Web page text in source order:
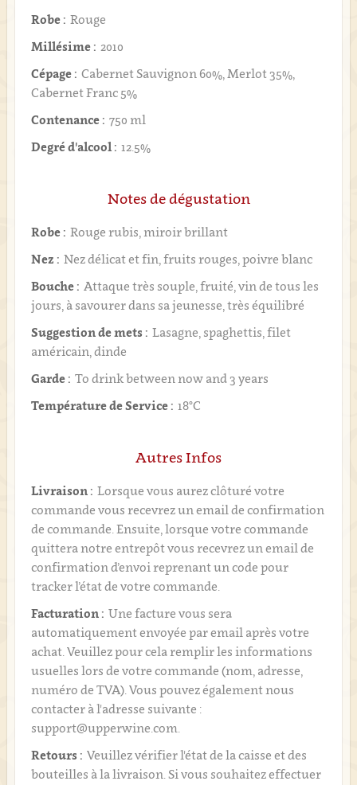
Robe : Rouge
Millésime : 2010
Cépage : Cabernet Sauvignon 60%, Merlot 35%,
Cabernet Franc 5%
Contenance : 750 ml
Degré d'alcool : 12.5%
Notes de dégustation
Robe : Rouge rubis, miroir brillant
Nez : Nez délicat et fin, fruits rouges, poivre blanc
Bouche : Attaque très souple, fruité, vin de tous les
jours, à savourer dans sa jeunesse, très équilibré
Suggestion de mets : Lasagne, spaghettis, filet
américain, dinde
Garde : To drink between now and 3 years
Température de Service : 18°C
Autres Infos
Livraison : Lorsque vous aurez clôturé votre
commande vous recevrez un email de confirmation
de commande. Ensuite, lorsque votre commande
quittera notre entrepôt vous recevrez un email de
confirmation d’envoi reprenant un code pour
tracker l’état de votre commande.
Facturation : Une facture vous sera
automatiquement envoyée par email après votre
achat. Veuillez pour cela remplir les informations
usuelles lors de votre commande (nom, adresse,
numéro de TVA). Vous pouvez également nous
contacter à l'adresse suivante :
support@upperwine.com.
Retours : Veuillez vérifier l'état de la caisse et des
bouteilles à la livraison. Si vous souhaitez effectuer